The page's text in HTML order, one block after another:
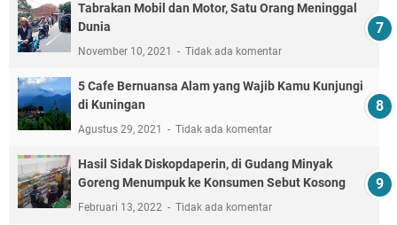
Tabrakan Mobil dan Motor, Satu Orang Meninggal
Dunia
November 10, 2021 Tidak ada komentar
5 Cafe Bernuansa Alam yang Wajib Kamu Kunjungi
di Kuningan
Agustus 29, 2021 Tidak ada komentar
Hasil Sidak Diskopdaperin, di Gudang Minyak
Goreng Menumpuk ke Konsumen Sebut Kosong
Februari 13, 2022 Tidak ada komentar